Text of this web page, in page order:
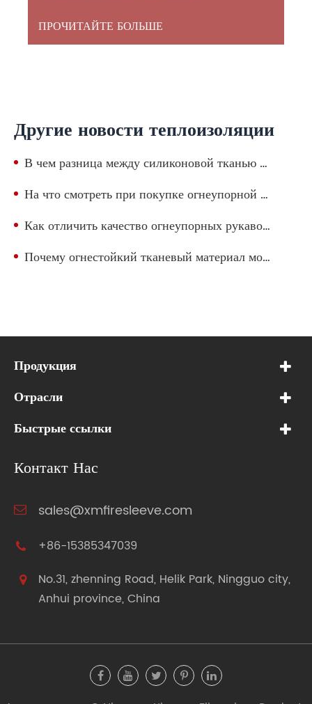
ПРОЧИТАЙТЕ БОЛЬШЕ
Другие новости теплоизоляции
В чем разница между силиконовой тканью и огнеупорной тканью?
На что смотреть при покупке огнеупорной изоляционной ленты?
Как отличить качество огнеупорных рукавов?
Почему огнестойкий тканевый материал может предотвратить пожар?
Продукция
Отрасли
Быстрые ссылки
Контакт Нас
sales@xmfiresleeve.com
+86-15385347039
No.31, zhenning Road, Helik Park, Ningguo city,
Anhui province, China